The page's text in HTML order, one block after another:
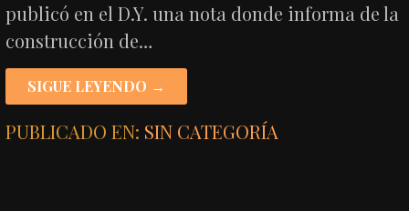
publicó en el D.Y. una nota donde informa de la
construcción de…
SIGUE LEYENDO →
PUBLICADO EN: SIN CATEGORÍA